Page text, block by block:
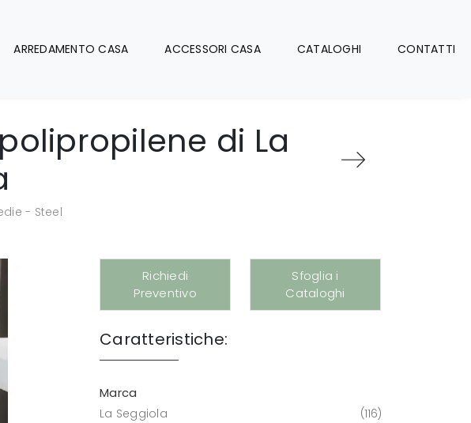
ARREDAMENTO CASA ACCESSORI CASA CATALOGHI CONTATTI
di La
- Steel
Richiedi
Preventivo
Sfoglia i
Cataloghi
Caratteristiche:
Marca
La Seggiola 116